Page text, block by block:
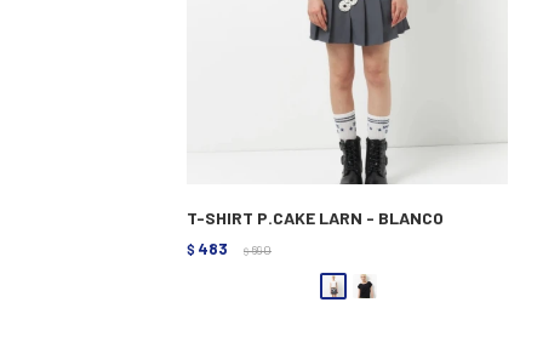
T-SHIRT P.CAKE LARN - BLANCO
$ 483 $ 690